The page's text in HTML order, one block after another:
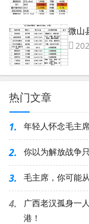
微山
热门文章
1. 年轻人怀念毛主
2. 你以为解放战争
3. 毛主席，你可能
4.
广西老汉孤身一
港！